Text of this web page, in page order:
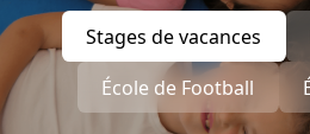
Stages de vacances
École de Football